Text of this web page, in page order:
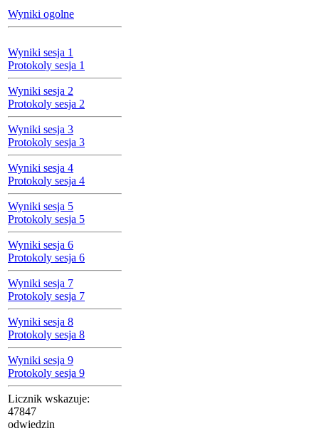
Wyniki ogolne
Wyniki sesja 1
Protokoly sesja 1
Wyniki sesja 2
Protokoly sesja 2
Wyniki sesja 3
Protokoly sesja 3
Wyniki sesja 4
Protokoly sesja 4
Wyniki sesja 5
Protokoly sesja 5
Wyniki sesja 6
Protokoly sesja 6
Wyniki sesja 7
Protokoly sesja 7
Wyniki sesja 8
Protokoly sesja 8
Wyniki sesja 9
Protokoly sesja 9
Licznik wskazuje:
47847
odwiedzin